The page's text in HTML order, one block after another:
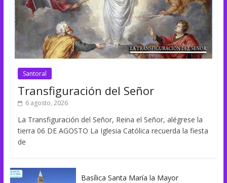
Santoral
Transfiguración del Señor
6 agosto, 2026
La Transfiguración del Señor, Reina el Señor, alégrese la
tierra 06 DE AGOSTO La Iglesia Católica recuerda la fiesta
de
Basílica Santa María la Mayor